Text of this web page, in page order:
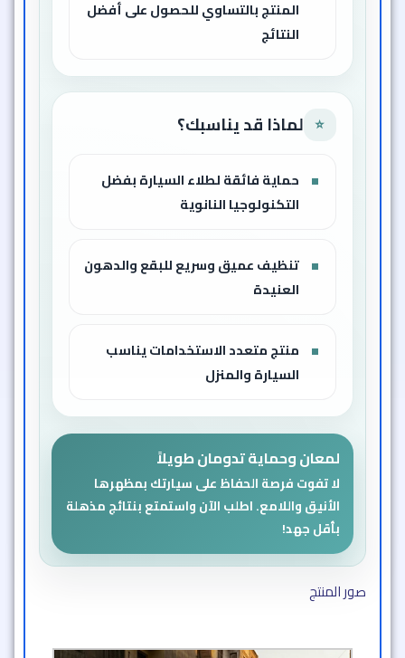
المنتج بالتساوي للحصول على أفضل
النتائج
⭐ لماذا قد يناسبك؟
حماية فائقة لطلاء السيارة بفضل
التكنولوجيا النانوية
تنظيف عميق وسريع للبقع والدهون
العنيدة
منتج متعدد الاستخدامات يناسب
السيارة والمنزل
لمعان وحماية تدومان طويلاً
لا تفوت فرصة الحفاظ على سيارتك بمظهرها
الأنيق واللامع. اطلب الآن واستمتع بنتائج مذهلة
بأقل جهد!
صور المنتج​